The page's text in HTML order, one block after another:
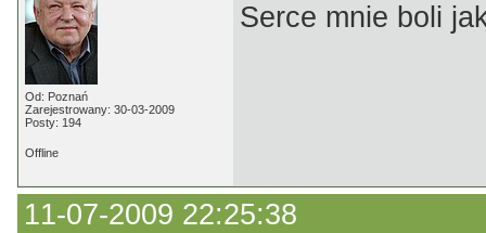
Od: Poznań
Zarejestrowany: 30-03-2009
Posty: 194
Serce mnie boli
Offline
11-07-2009 22:25:38